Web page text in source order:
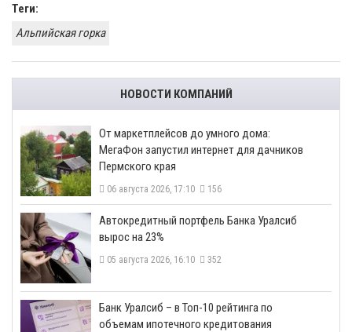
Теги:
Альпийская горка
НОВОСТИ КОМПАНИЙ
От маркетплейсов до умного дома:
МегаФон запустил интернет для дачников
Пермского края
06 августа 2026, 17:10 156
​Автокредитный портфель Банка Уралсиб
вырос на 23%
05 августа 2026, 16:10 352
​Банк Уралсиб – в Топ-10 рейтинга по
объемам ипотечного кредитования